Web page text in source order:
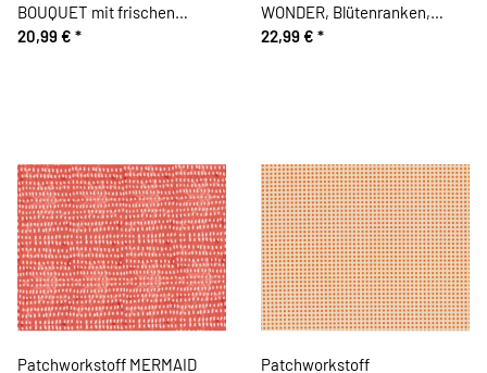
BOUQUET mit frischen
Tannenbäumen, hellgrün
20,99 € *
WONDER, Blütenranken,
hellrot, Cori Dantini
22,99 € *
Patchworkstoff MERMAID
Patchworkstoff